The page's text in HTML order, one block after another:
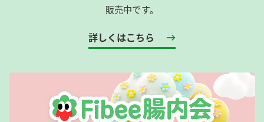
販売中です。
詳しくはこちら